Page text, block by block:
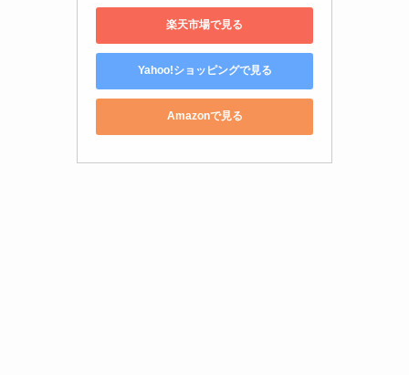
楽天市場で見る
Yahoo!ショッピングで見る
Amazonで見る